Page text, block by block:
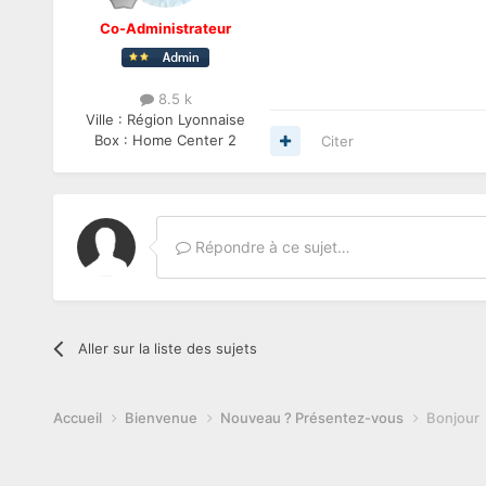
Co-Administrateur
8.5 k
Ville : Région Lyonnaise
Box : Home Center 2 Citer
Répondre à ce sujet…
Aller sur la liste des sujets
Accueil Bienvenue Nouveau ? Présentez-vous Bonjour